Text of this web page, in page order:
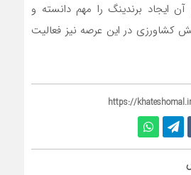
ایجاد برندینگ را مهم دانسته و
کشاورزی در این عرصه نیز فعالیت
https://